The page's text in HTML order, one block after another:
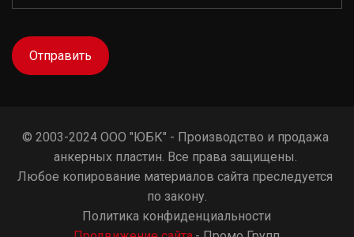
Отправить
© 2003-2024 ООО "ЮБК" - Производство и продажа
анкерных пластин. Все права защищены.
Любое копирование материалов сайта преследуется
по закону.
Политика конфиденциальности